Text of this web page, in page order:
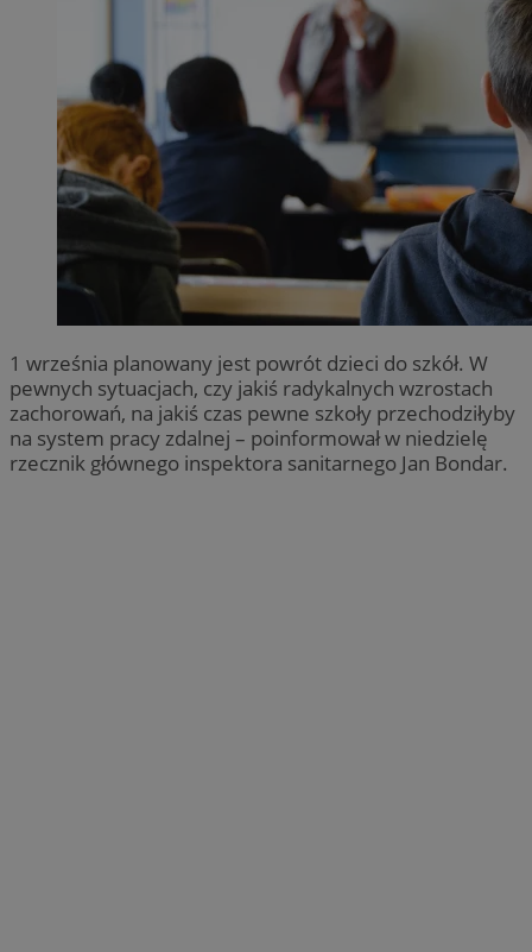
1 września planowany jest powrót dzieci do szkół. W
pewnych sytuacjach, czy jakiś radykalnych wzrostach
zachorowań, na jakiś czas pewne szkoły przechodziłyby
na system pracy zdalnej – poinformował w niedzielę
rzecznik głównego inspektora sanitarnego Jan Bondar.